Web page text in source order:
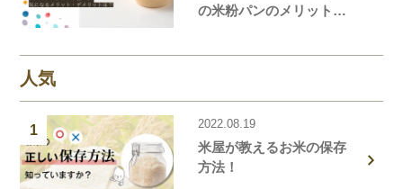
の米粉パンのメリット・
人気
1 2022.08.19
米屋が教えるお米の保存
方法！